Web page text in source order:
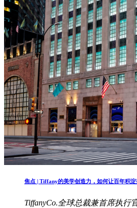
焦点 | Tiffany的美学创造力，如何让百年积淀
TiffanyCo.全球总裁兼首席执行